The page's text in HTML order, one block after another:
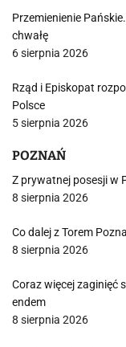
Przemienienie
chwałę
6 sierpnia 2026
Rząd i Episkopat
Polsce
5 sierpnia 2026
POZNAŃ
Z prywatnej posesji w
8 sierpnia 2026
Co dalej z Torem
8 sierpnia 2026
Coraz więcej zaginięć
endem
8 sierpnia 2026